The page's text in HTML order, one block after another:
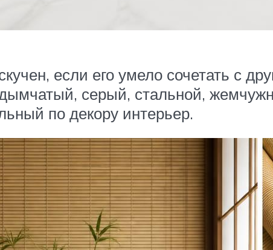
если его умело сочетать с
серый, стальной,
по декору интерьер.